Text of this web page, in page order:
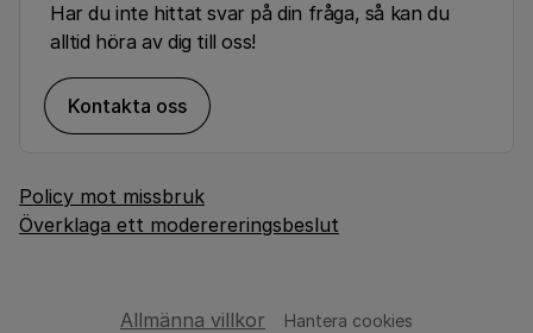
Har du inte hittat svar på din fråga, så kan du
alltid höra av dig till oss!
Kontakta oss
Policy mot missbruk
Överklaga ett moderereringsbeslut
Allmänna villkor Hantera cookies